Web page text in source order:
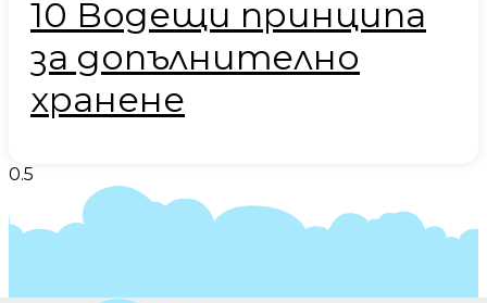
10 Водещи принципа
за допълнително
хранене